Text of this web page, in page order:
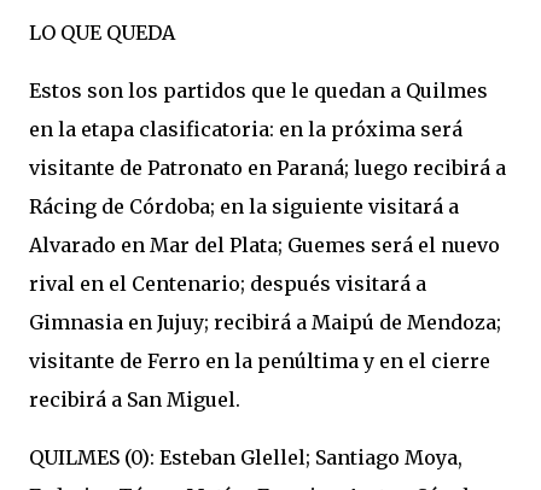
LO QUE QUEDA
Estos son los partidos que le quedan a Quilmes
en la etapa clasificatoria: en la próxima será
visitante de Patronato en Paraná; luego recibirá a
Rácing de Córdoba; en la siguiente visitará a
Alvarado en Mar del Plata; Guemes será el nuevo
rival en el Centenario; después visitará a
Gimnasia en Jujuy; recibirá a Maipú de Mendoza;
visitante de Ferro en la penúltima y en el cierre
recibirá a San Miguel.
QUILMES (0): Esteban Glellel; Santiago Moya,